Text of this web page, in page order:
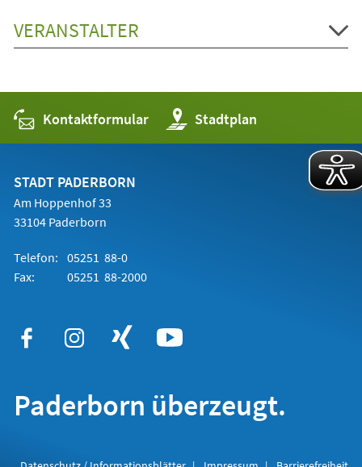
VERANSTALTER
Kontaktformular Stadtplan
(Öffnet
in
einem
STADT PADERBORN
Am Hoppenhof 33
33104 Paderborn
Telefon: 05251 88-0
Fax:
05251 88-2000
Paderborn überzeugt.